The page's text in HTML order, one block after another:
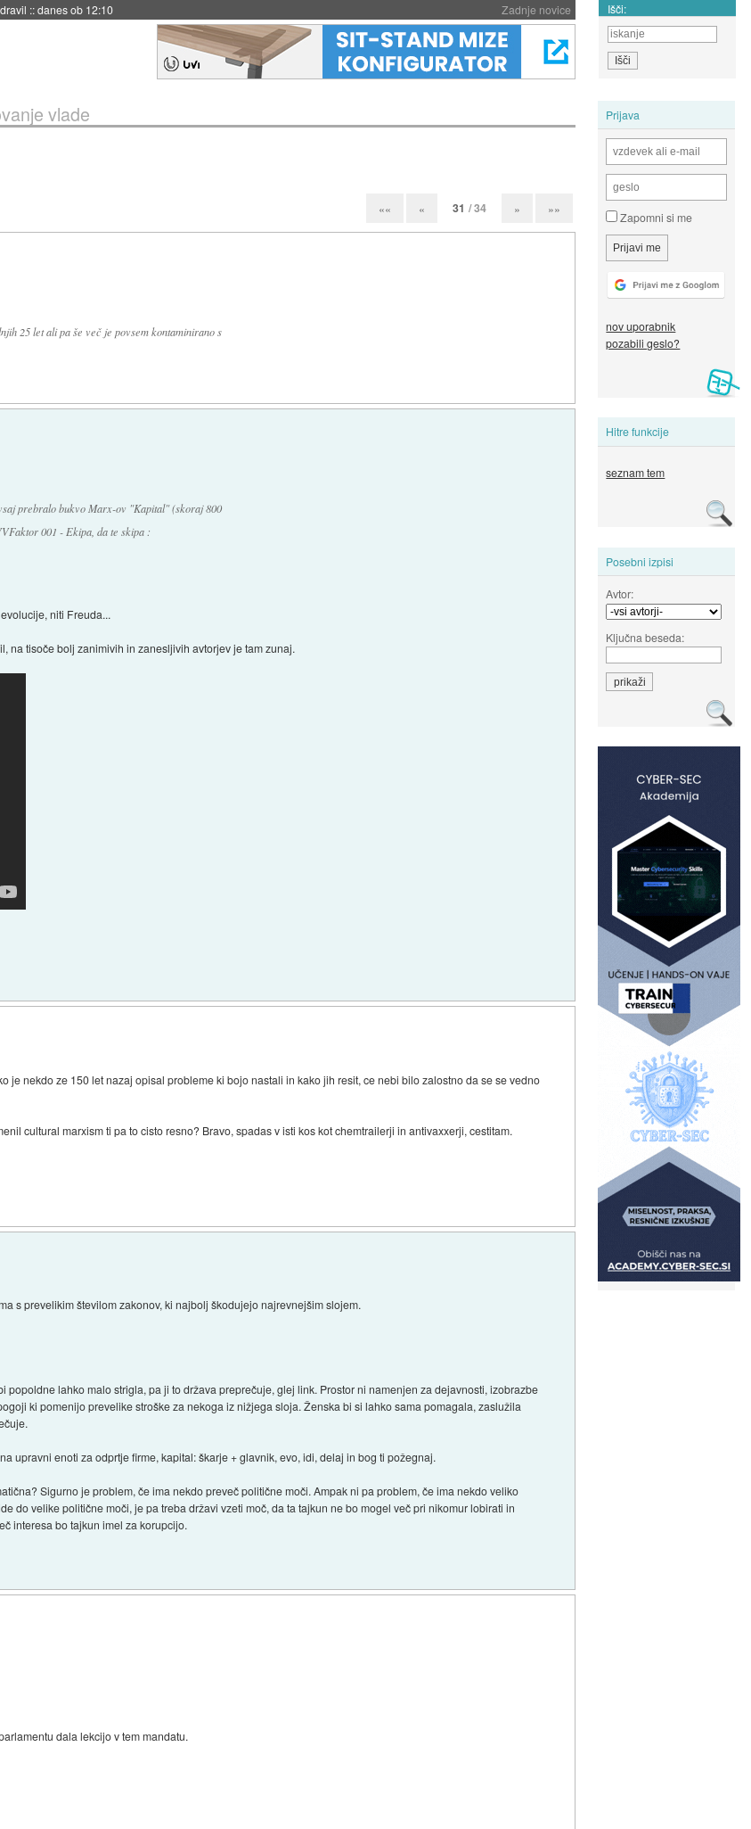
Zadnje novice
dve leti::danes ob 11:37 Išči:
Prijava
Zapomni si me
nov uporabnik
pozabili geslo?
Hitre funkcije
seznam tem
Posebni izpisi
Avtor:
Ključna beseda:
vlade
«« « 31 / 34 » »»
25 let ali pa še več je povsem kontaminirano s
prebralo bukvo Marx-ov "Kapital" (skoraj 800
001 - Ekipa, da te skipa :
niti Freuda...
na tisoče bolj zanimivih in zanesljivih avtorjev je tam zunaj.
je nekdo ze 150 let nazaj opisal probleme ki bojo nastali in kako jih resit, ce nebi bilo zalostno da se se vedno
cultural marxism ti pa to cisto resno? Bravo, spadas v isti kos kot chemtrailerji in antivaxxerji, cestitam.
s prevelikim številom zakonov, ki najbolj škodujejo najrevnejšim slojem.
popoldne lahko malo strigla, pa ji to država preprečuje, glej link. Prostor ni namenjen za dejavnosti, izobrazbe
ki pomenijo prevelike stroške za nekoga iz nižjega sloja. Ženska bi si lahko sama pomagala, zaslužila
upravni enoti za odprtje firme, kapital: škarje + glavnik, evo, idi, delaj in bog ti požegnaj.
Sigurno je problem, če ima nekdo preveč politične moči. Ampak ni pa problem, če ima nekdo veliko
do velike politične moči, je pa treba državi vzeti moč, da ta tajkun ne bo mogel več pri nikomur lobirati in
interesa bo tajkun imel za korupcijo.
dala lekcijo v tem mandatu.